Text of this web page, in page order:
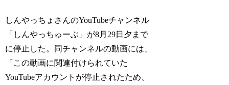
しんやっちょさんのYouTubeチャンネル
「しんやっちゅーぶ」が8月29日夕まで
に停止した。同チャンネルの動画には、
「この動画に関連付けられていた
YouTubeアカウントが停止されたため、